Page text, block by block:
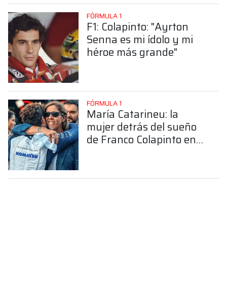
FÓRMULA 1
F1: Colapinto: "Ayrton
Senna es mi ídolo y mi
héroe más grande"
FÓRMULA 1
María Catarineu: la
mujer detrás del sueño
de Franco Colapinto en